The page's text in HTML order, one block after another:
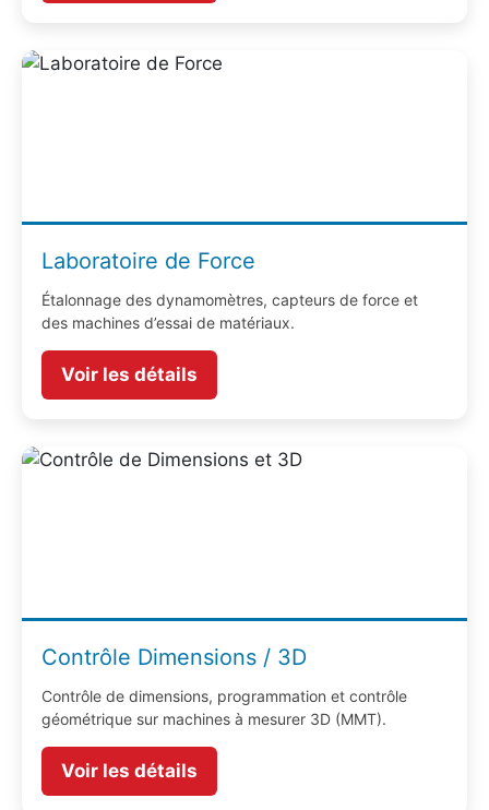
Laboratoire de Force
Étalonnage des dynamomètres, capteurs de force et
des machines d’essai de matériaux.
Voir les détails
Contrôle Dimensions / 3D
Contrôle de dimensions, programmation et contrôle
géométrique sur machines à mesurer 3D (MMT).
Voir les détails